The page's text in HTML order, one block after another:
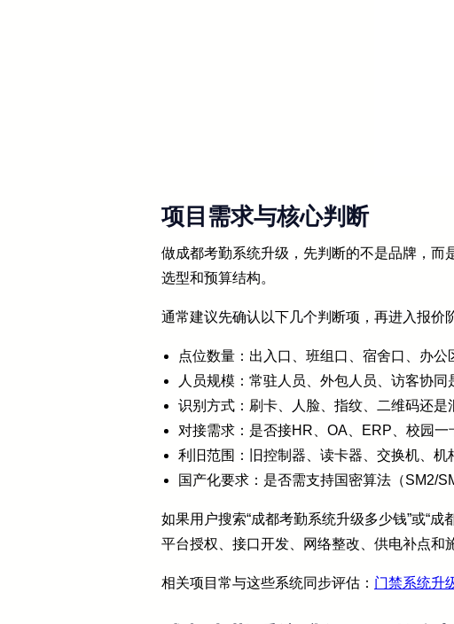
项目需求与核心判断
做成都考勤系统升级，先判断的不是品牌，而
选型和预算结构。
通常建议先确认以下几个判断项，再进入报价
点位数量：出入口、班组口、宿舍口、办公
人员规模：常驻人员、外包人员、访客协同
识别方式：刷卡、人脸、指纹、二维码还是
对接需求：是否接HR、OA、ERP、校园一
利旧范围：旧控制器、读卡器、交换机、机
国产化要求：是否需支持国密算法（SM2/
如果用户搜索“成都考勤系统升级多少钱”或“
平台授权、接口开发、网络整改、供电补点和
相关项目常与这些系统同步评估： 门禁系统升